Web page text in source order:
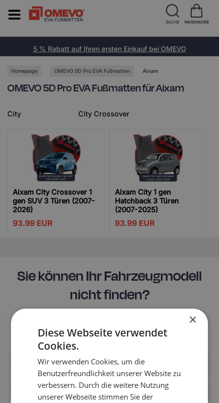
5 % Rabatt auf Ihren ersten Einkauf bei OMEVO
Homepage OMEVO 5D Pro EVA Fußmatten Aixam
OMEVO 5D Pro EVA Fußmatten für Aixam
City City Crossover
Aixam City Crossover 1
gen SUV 3 Türen (2007-
2026)
93.99 EUR
Aixam City 1 gen
Hatchback 3 Türen
(2007-2025)
93.99 EUR
Sie können Ihr Fahrzeugmodell
nicht finden?
Shops aufgenommen worden. Schreiben Sie uns, um
Informationen über die Fußmatten für Ihr Modell zu
SUCHE WARENKORB
×
Diese Webseite verwendet
Cookies.
Wir verwenden Cookies, um die
Benutzerfreundlichkeit unserer Website zu
verbessern. Durch die weitere Nutzung
unserer Webseite stimmen Sie der